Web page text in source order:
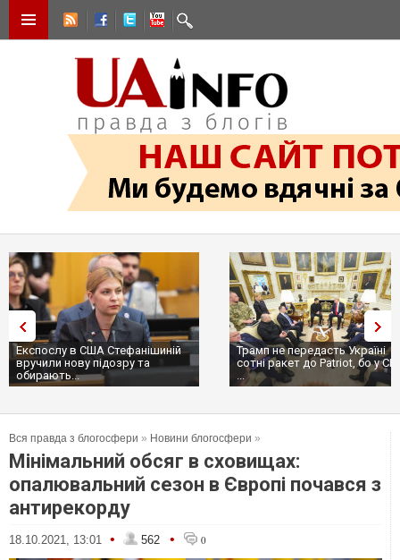
Експослу в США Стефанішиній
вручили нову підозру та
обирають...
Трамп не передасть Україні
сотні ракет до Patriot, бо у
...
Вся правда з блогосфери » Новини блогосфери »
Мінімальний обсяг в сховищах:
опалювальний сезон в Європі почався з
антирекорду
18.10.2021, 13:01 • 562 • 0